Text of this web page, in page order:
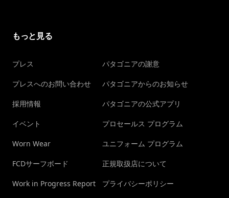
もっと見る
プレス
プレスへのお問い合わせ
採用情報
イベント
Worn Wear
FCDサーフボード
Work in Progress Report
パタゴニアの謝意
パタゴニアからのお知らせ
パタゴニアの公式アプリ
プロセールス プログラム
ユニフォーム プログラム
正規取扱店について
プライバシーポリシー